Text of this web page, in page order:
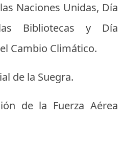
Naciones Unidas, Día
Bibliotecas y Día
Cambio Climático.
de la Suegra.
de la Fuerza Aérea